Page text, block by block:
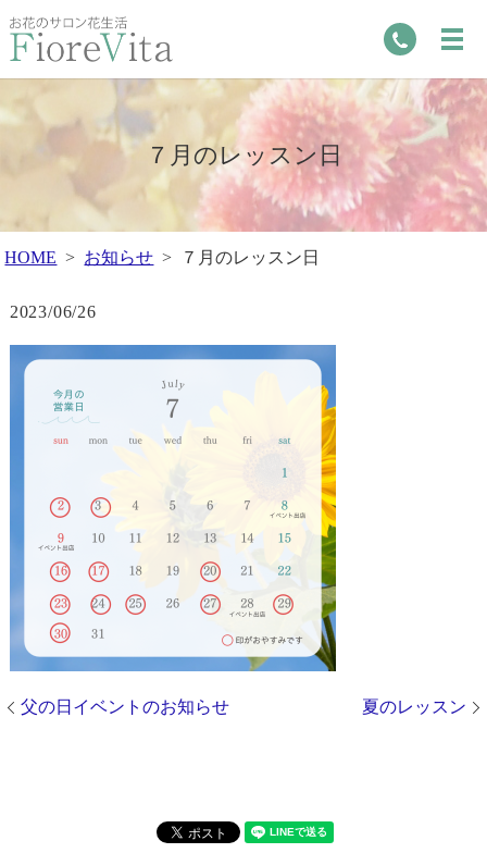
７月のレッスン日
HOME お知らせ ７月のレッスン日
2023/06/26
父の日イベントのお知らせ 夏のレッスン